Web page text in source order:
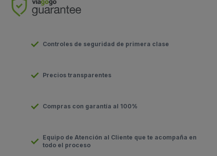
Controles de seguridad de primera clase
Precios transparentes
Compras con garantía al 100%
Equipo de Atención al Cliente que te acompaña en
todo el proceso